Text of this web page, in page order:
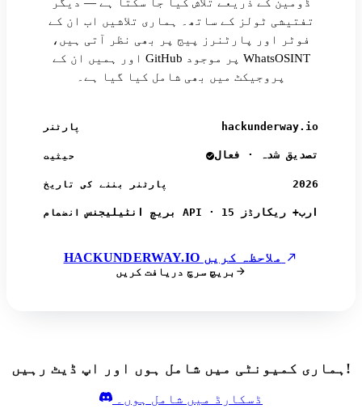
ڈومین کے ذریعے تلاش کیا جا سکتا ہے — دیگر
تفتیشی ٹولز کے ساتھ۔ ہماری تلاشیں اب ان کے
فوٹر اور پارٹنرز پیج پر بھی نظر آتی ہیں،
اور ہمیں ان کے GitHub پر موجود WhatsOSINT
پروجیکٹ میں بھی شامل کیا گیا ہے۔
پارٹنر hackunderway.io
حیثیت تصدیق شدہ · فعال
پارٹنر بننے کی تاریخ 2026
انضمام بریچ انٹیلیجنس API · 15 ارب+ ریکارڈز
بریچ سرچ دریافت کریں
ہماری کمیونٹی میں شامل ہوں اور اپ ڈیٹ رہیں!
ڈسکارڈ میں شامل ہوں۔